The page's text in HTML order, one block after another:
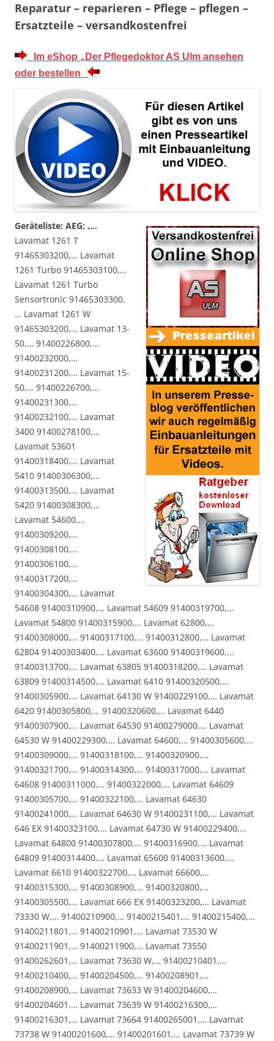
Reparatur – reparieren – Pflege – pflegen –
Ersatzteile – versandkostenfrei
Im eShop „Der Pflegedoktor AS Ulm ansehen
oder bestellen
Geräteliste: AEG: ,…
Lavamat 1261 T
91465303200,… Lavamat
1261 Turbo 91465303100,…
Lavamat 1261 Turbo
Sensortronic 91465303300,
… Lavamat 1261 W
91465303200,… Lavamat 13-
50,… 91400226800,…
91400232000,…
91400231200,… Lavamat 15-
50,… 91400226700,…
91400231300,…
91400232100,… Lavamat
3400 91400278100,…
Lavamat 53601
91400318400,… Lavamat
5410 91400306300,…
91400313500,… Lavamat
5420 91400308300,…
Lavamat 54600,…
91400309200,…
91400308100,…
91400306100,…
91400317200,…
91400304300,… Lavamat
54608 91400310900,… Lavamat 54609 91400319700,…
Lavamat 54800 91400315900,… Lavamat 62800,…
91400308000,… 91400317100,… 91400312800,… Lavamat
62804 91400303400,… Lavamat 63600 91400319600,…
91400313700,… Lavamat 63805 91400318200,… Lavamat
63809 91400314500,… Lavamat 6410 91400320500,…
91400305900,… Lavamat 64130 W 91400229100,… Lavamat
6420 91400305800,… 91400320600,… Lavamat 6440
91400307900,… Lavamat 64530 91400279000,… Lavamat
64530 W 91400229300,… Lavamat 64600,… 91400305600,…
91400309000,… 91400318100,… 91400320900,…
91400321700,… 91400314300,… 91400317000,… Lavamat
64608 91400311000,… 91400322000,… Lavamat 64609
91400305700,… 91400322100,… Lavamat 64630
91400241000,… Lavamat 64630 W 91400231100,… Lavamat
646 EX 91400323100,… Lavamat 64730 W 91400229400,…
Lavamat 64800 91400307800,… 91400316900,… Lavamat
64809 91400314400,… Lavamat 65600 91400313600,…
Lavamat 6610 91400322700,… Lavamat 66600,…
91400315300,… 91400308900,… 91400320800,…
91400305500,… Lavamat 666 EX 91400323200,… Lavamat
73330 W,… 91400210900,… 91400215401,… 91400215400,…
91400211801,… 91400210901,… Lavamat 73530 W
91400211901,… 91400211900,… Lavamat 73550
91400262601,… Lavamat 73630 W,… 91400210401,…
91400210400,… 91400204500,… 91400208901,…
91400208900,… Lavamat 73633 W 91400204600,…
91400204601,… Lavamat 73639 W 91400216300,…
91400216301,… Lavamat 73664 91400265001,… Lavamat
73738 W 91400201600,… 91400201601,… Lavamat 73739 W